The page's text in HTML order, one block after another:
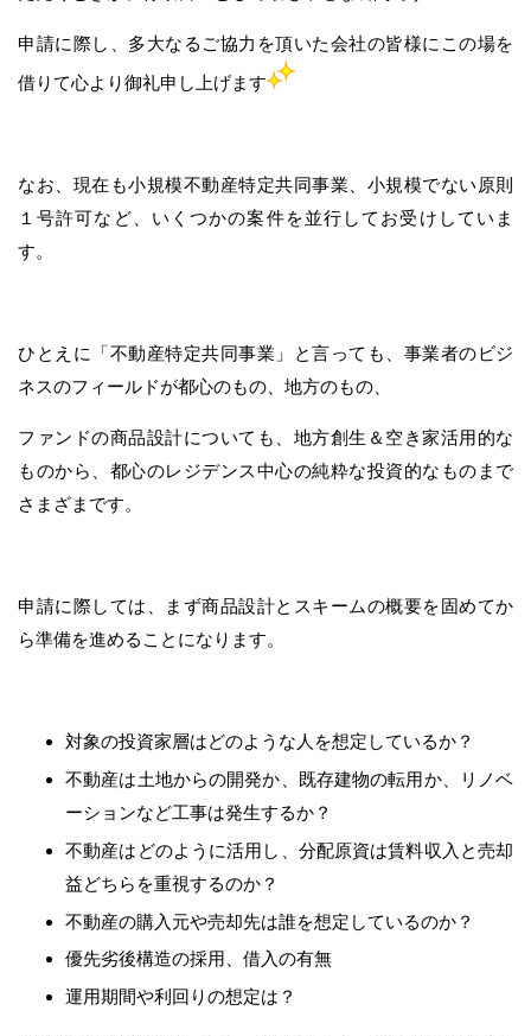
申請に際し、多大なるご協力を頂いた会社の皆様にこの場を
借りて心より御礼申し上げます
なお、現在も小規模不動産特定共同事業、小規模でない原則
１号許可など、いくつかの案件を並行してお受けしていま
す。
ひとえに「不動産特定共同事業」と言っても、事業者のビジ
ネスのフィールドが都心のもの、地方のもの、
ファンドの商品設計についても、地方創生＆空き家活用的な
ものから、都心のレジデンス中心の純粋な投資的なものまで
さまざまです。
申請に際しては、まず商品設計とスキームの概要を固めてか
ら準備を進めることになります。
対象の投資家層はどのような人を想定しているか？
不動産は土地からの開発か、既存建物の転用か、リノベ
ーションなど工事は発生するか？
不動産はどのように活用し、分配原資は賃料収入と売却
益どちらを重視するのか？
不動産の購入元や売却先は誰を想定しているのか？
優先劣後構造の採用、借入の有無
運用期間や利回りの想定は？